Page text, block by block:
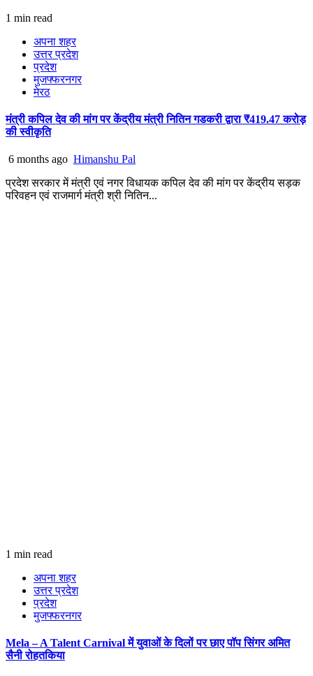
1 min read
अपना शहर
उत्तर प्रदेश
प्रदेश
मुजफ्फरनगर
मेरठ
मंत्री कपिल देव की मांग पर केंद्रीय मंत्री नितिन गडकरी द्वारा ₹419.47 करोड़
की स्वीकृति
6 months ago Himanshu Pal
प्रदेश सरकार में मंत्री एवं नगर विधायक कपिल देव की मांग पर केंद्रीय सड़क
परिवहन एवं राजमार्ग मंत्री श्री नितिन...
1 min read
अपना शहर
उत्तर प्रदेश
प्रदेश
मुजफ्फरनगर
Mela – A Talent Carnival में युवाओं के दिलों पर छाए पॉप सिंगर अमित
सैनी रोहतकिया